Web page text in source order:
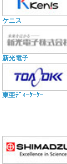
ケニス
新光電子
東亜ﾃﾞｨｰｹｰｹｰ